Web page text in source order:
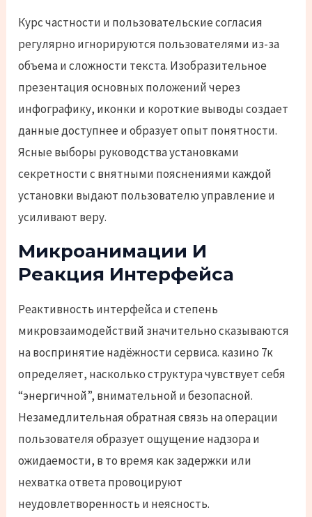
Курс частности и пользовательские согласия
регулярно игнорируются пользователями из-за
объема и сложности текста. Изобразительное
презентация основных положений через
инфографику, иконки и короткие выводы создает
данные доступнее и образует опыт понятности.
Ясные выборы руководства установками
секретности с внятными пояснениями каждой
установки выдают пользователю управление и
усиливают веру.
Микроанимации И
Реакция Интерфейса
Реактивность интерфейса и степень
микровзаимодействий значительно сказываются
на воспринятие надёжности сервиса. казино 7к
определяет, насколько структура чувствует себя
“энергичной”, внимательной и безопасной.
Незамедлительная обратная связь на операции
пользователя образует ощущение надзора и
ожидаемости, в то время как задержки или
нехватка ответа провоцируют
неудовлетворенность и неясность.